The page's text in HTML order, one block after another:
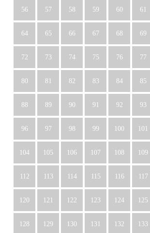
56 57 58 59 60 61
64 65 66 67 68 69
72 73 74 75 76 77
80 81 82 83 84 85
88 89 90 91 92 93
96 97 98 99 100 101
104 105 106 107 108 109
112 113 114 115 116 117
120 121 122 123 124 125
128 129 130 131 132 133